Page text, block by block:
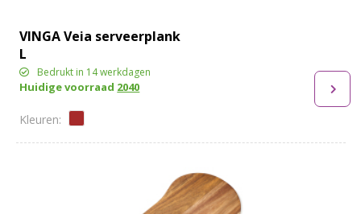
VINGA Veia serveerplank
L
Bedrukt in 14 werkdagen
Huidige voorraad 2040